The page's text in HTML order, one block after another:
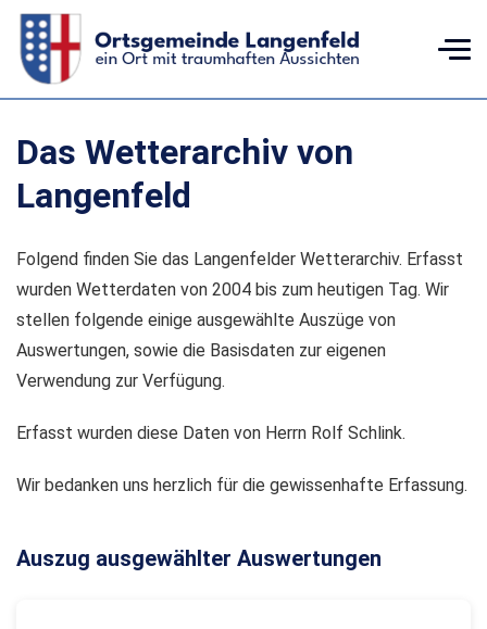
Das Wetterarchiv von
Langenfeld
Folgend finden Sie das Langenfelder Wetterarchiv. Erfasst
wurden Wetterdaten von 2004 bis zum heutigen Tag. Wir
stellen folgende einige ausgewählte Auszüge von
Auswertungen, sowie die Basisdaten zur eigenen
Verwendung zur Verfügung.
Erfasst wurden diese Daten von Herrn Rolf Schlink.
Wir bedanken uns herzlich für die gewissenhafte Erfassung.
Auszug ausgewählter Auswertungen